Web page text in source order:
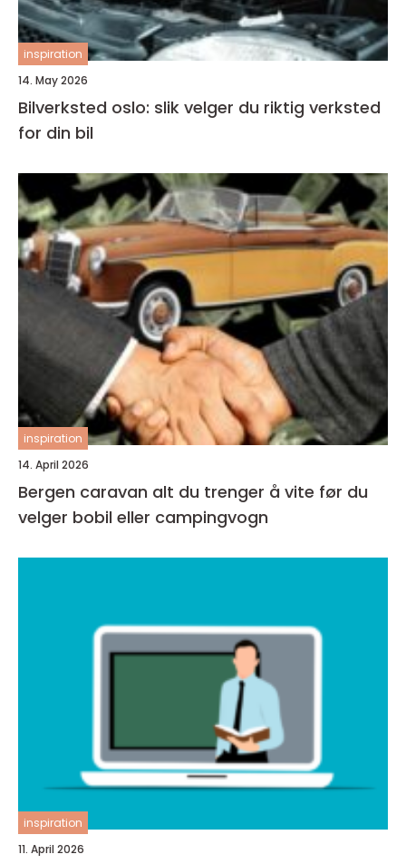
inspiration
14. May 2026
Bilverksted oslo: slik velger du riktig verksted
for din bil
inspiration
14. April 2026
Bergen caravan alt du trenger å vite før du
velger bobil eller campingvogn
inspiration
11. April 2026